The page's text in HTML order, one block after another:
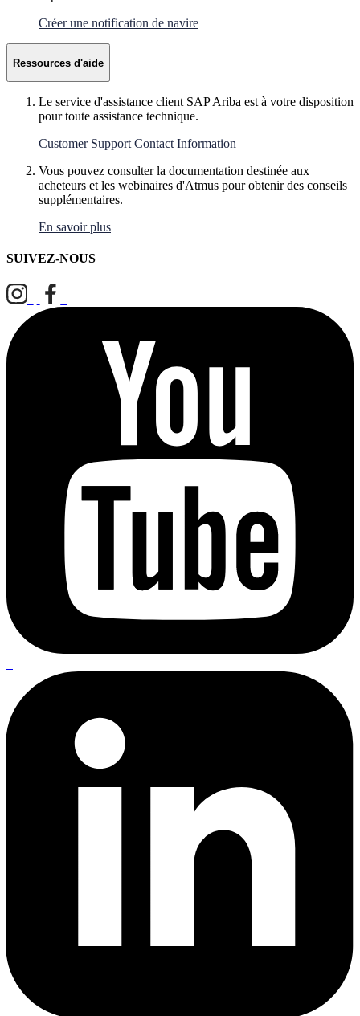
Créer une notification de navire
Ressources d'aide
Le service d'assistance client SAP Ariba est à votre disposition
pour toute assistance technique.
Customer Support Contact Information
Vous pouvez consulter la documentation destinée aux
acheteurs et les webinaires d'Atmus pour obtenir des conseils
supplémentaires.
En savoir plus
SUIVEZ-NOUS